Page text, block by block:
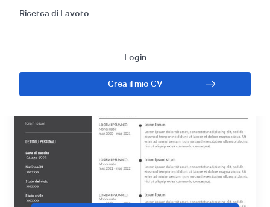
Ricerca di Lavoro
Login
Crea il mio CV
Controllore